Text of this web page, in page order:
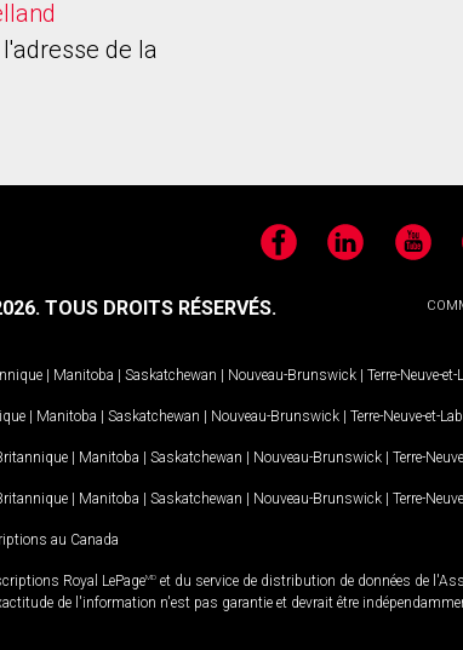
de la
FacebookLinkedIn
TOUS DROITS RÉSERVÉS.
| Manitoba | Saskatchewan | Nouveau-Brunswick | Terre-Neuve-
| Manitoba | Saskatchewan | Nouveau-Brunswick | Terre-Neuve-et-
| Manitoba | Saskatchewan | Nouveau-Brunswick | Terre-
| Manitoba | Saskatchewan | Nouveau-Brunswick | Terre-
au Canada
Royal LePageMD et du service de distribution de données de
de l'information n'est pas garantie et devrait être